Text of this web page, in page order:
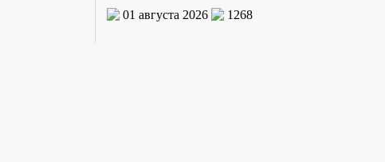
01 августа 2026 1268